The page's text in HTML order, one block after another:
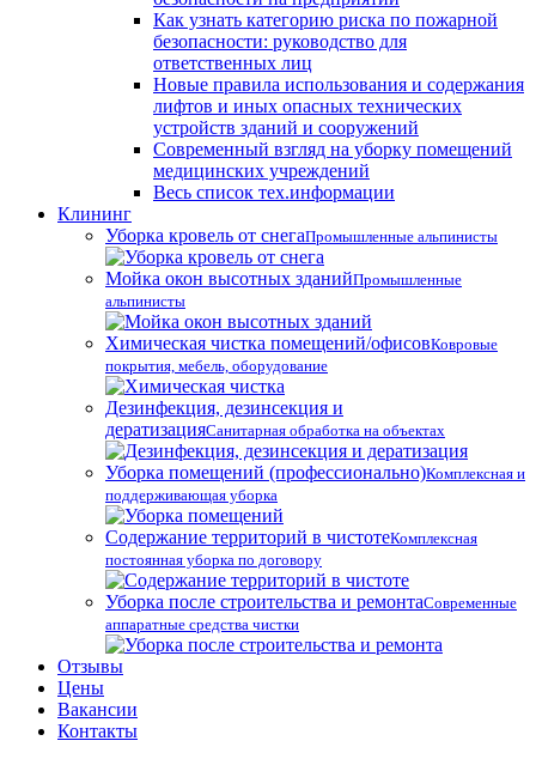
Как узнать категорию риска по пожарной
безопасности: руководство для
ответственных лиц
Новые правила использования и содержания
лифтов и иных опасных технических
устройств зданий и сооружений
Современный взгляд на уборку помещений
медицинских учреждений
Весь список тех.информации
Клининг
Уборка кровель от снегаПромышленные альпинисты
Мойка окон высотных зданийПромышленные
альпинисты
Химическая чистка помещений/офисовКовровые
покрытия, мебель, оборудование
Дезинфекция, дезинсекция и
дератизацияСанитарная обработка на объектах
Уборка помещений (профессионально)Комплексная и
поддерживающая уборка
Содержание территорий в чистотеКомплексная
постоянная уборка по договору
Уборка после строительства и ремонтаСовременные
аппаратные средства чистки
Отзывы
Цены
Вакансии
Контакты